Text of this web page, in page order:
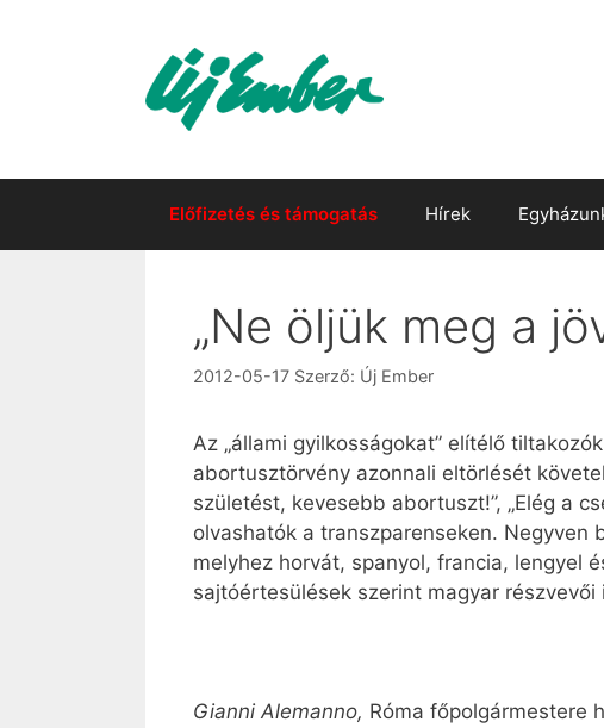
Előfizetés és támogatás Hírek
„Ne öljük meg a
2012-05-17 Szerző: Új Ember
Az „állami gyilkosságokat” elítélő
abortusztörvény azonnali eltörlését
születést, kevesebb abortuszt!”, „Elég a
olvashatók a transzparenseken.
melyhez horvát, spanyol, francia, lengyel
sajtóértesülések szerint magyar
Gianni Alemanno, Róma főpolgármestere